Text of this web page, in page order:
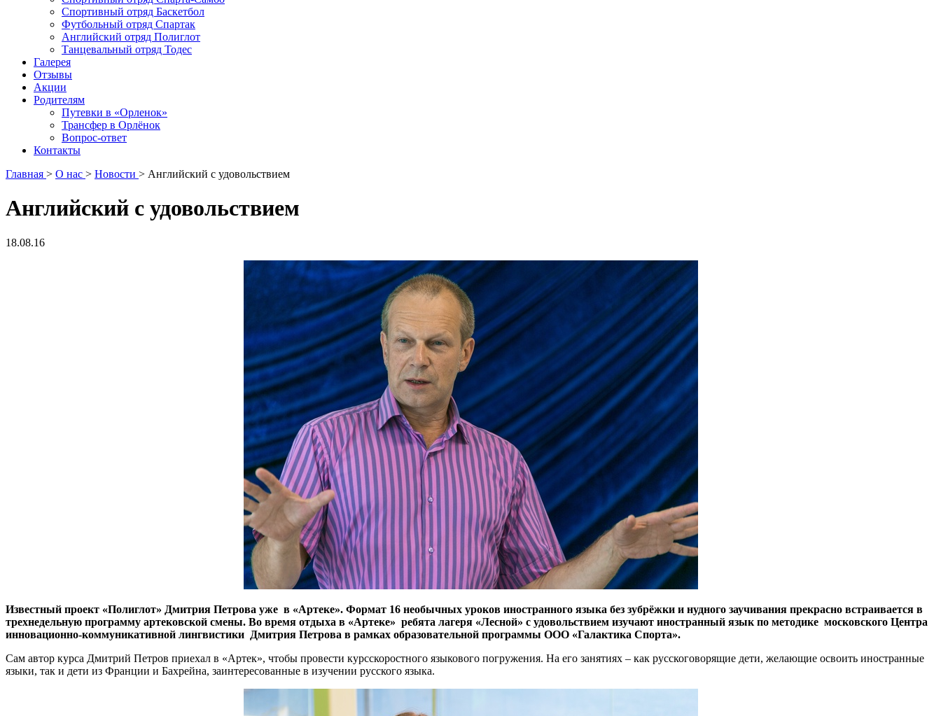
Спортивный отряд Баскетбол
Футбольный отряд Спартак
Английский отряд Полиглот
Танцевальный отряд Тодес
Галерея
Отзывы
Акции
Родителям
Путевки в «Орленок»
Трансфер в Орлёнок
Вопрос-ответ
Контакты
Главная > О нас > Новости > Английский с удовольствием
Английский с удовольствием
18.08.16
Известный проект «Полиглот» Дмитрия Петрова уже в «Артеке». Формат 16 необычных уроков иностранного языка без зубрёжки и нудного заучивания прекрасно встраивается в
трехнедельную программу артековской смены. Во время отдыха в «Артеке» ребята лагеря «Лесной» с удовольствием изучают иностранный язык по методике московского Центра
инновационно-коммуникативной лингвистики Дмитрия Петрова в рамках образовательной программы ООО «Галактика Спорта».
Сам автор курса Дмитрий Петров приехал в «Артек», чтобы провести курсскоростного языкового погружения. На его занятиях – как русскоговорящие дети, желающие освоить иностранные
языки, так и дети из Франции и Бахрейна, заинтересованные в изучении русского языка.